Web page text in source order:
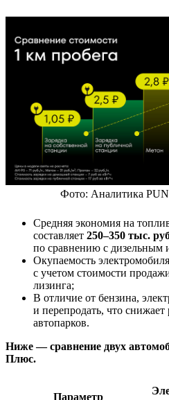
Фото: Аналитика
Средняя экономия на
составляет 250–350 тыс.
по сравнению с дизельным
Окупаемость
с учетом стоимости
лизинга;
В отличие от бензина,
и перепродать, что снижает
автопарков.
Ниже — сравнение двух
Плюс.
Параметр